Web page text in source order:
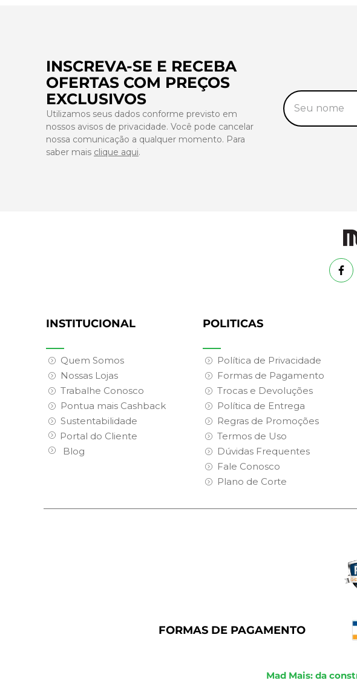
INSCREVA-SE E RECEBA
OFERTAS COM PREÇOS
EXCLUSIVOS
Utilizamos seus dados conforme previsto em
nossos avisos de privacidade. Você pode cancelar
nossa comunicação a qualquer momento. Para
saber mais clique aqui.
INSTITUCIONAL
Quem Somos
Nossas Lojas
Trabalhe Conosco
Pontua mais Cashback
Sustentabilidade
Portal do Cliente
Blog
POLITICAS
Política de Privacidade
Formas de Pagamento
Trocas e Devoluções
Política de Entrega
Regras de Promoções
Termos de Uso
Dúvidas Frequentes
Fale Conosco
Plano de Corte
FORMAS DE PAGAMENTO
Mad Mais: da